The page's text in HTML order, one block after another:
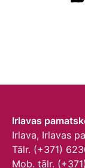
Irlavas
Irlava, Irlavas
Tālr. (+371)
Mob. tālr.